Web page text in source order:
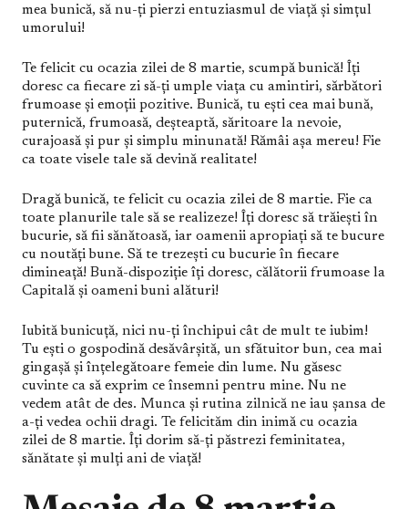
mea bunică, să nu-ți pierzi entuziasmul de viață și simțul
umorului!
Te felicit cu ocazia zilei de 8 martie, scumpă bunică! Îți
doresc ca fiecare zi să-ți umple viața cu amintiri, sărbători
frumoase și emoții pozitive. Bunică, tu ești cea mai bună,
puternică, frumoasă, deșteaptă, săritoare la nevoie,
curajoasă și pur și simplu minunată! Rămâi așa mereu! Fie
ca toate visele tale să devină realitate!
Dragă bunică, te felicit cu ocazia zilei de 8 martie. Fie ca
toate planurile tale să se realizeze! Îți doresc să trăiești în
bucurie, să fii sănătoasă, iar oamenii apropiați să te bucure
cu noutăți bune. Să te trezești cu bucurie în fiecare
dimineață! Bună-dispoziție îți doresc, călătorii frumoase la
Capitală și oameni buni alături!
Iubită bunicuță, nici nu-ți închipui cât de mult te iubim!
Tu ești o gospodină desăvârșită, un sfătuitor bun, cea mai
gingașă și înțelegătoare femeie din lume. Nu găsesc
cuvinte ca să exprim ce însemni pentru mine. Nu ne
vedem atât de des. Munca și rutina zilnică ne iau șansa de
a-ți vedea ochii dragi. Te felicităm din inimă cu ocazia
zilei de 8 martie. Îți dorim să-ți păstrezi feminitatea,
sănătate și mulți ani de viață!